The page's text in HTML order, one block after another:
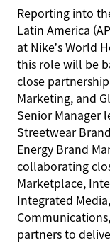
Reporting into
Latin America
at Nike’s World
this role will be
close
Marketing, and
Senior Manager
Streetwear
Energy Brand
collaborating
Marketplace,
Integrated
partners to